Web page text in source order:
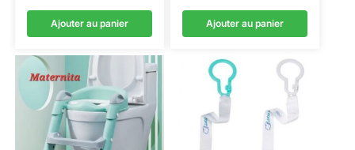
Ajouter au panier Ajouter au panier